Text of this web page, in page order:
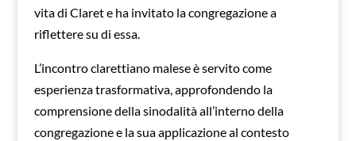
vita di Claret e ha invitato la congregazione a
riflettere su di essa.
L’incontro clarettiano malese è servito come
esperienza trasformativa, approfondendo la
comprensione della sinodalità all’interno della
congregazione e la sua applicazione al contesto